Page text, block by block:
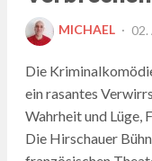
MICHAEL 02.
Die
ein rasantes
Wahrheit und Lüge,
Die Hirschauer